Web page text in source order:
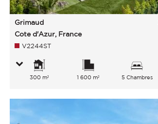
Grimaud
Cote d'Azur, France
V2244ST
300 m² 1 600 m² 5 Chambres